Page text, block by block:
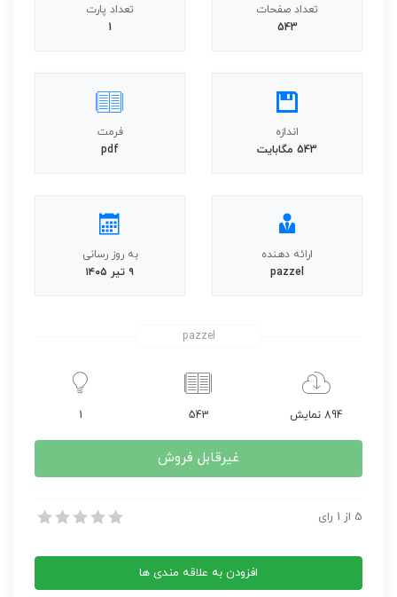
تعداد صفحات
543
تعداد پارت
1
اندازه
543 مگابایت
فرمت
pdf
ارائه دهنده
pazzel
به روز رسانی
۹ تیر ۱۴۰۵
pazzel
894 نمایش 543
1
غیرقابل فروش
حساب دیفرانسیل و انتگرال و هندسه تحلیلی (جلد دوم، قسمت دوم)
5 از 1 رای
افزودن به علاقه مندی ها